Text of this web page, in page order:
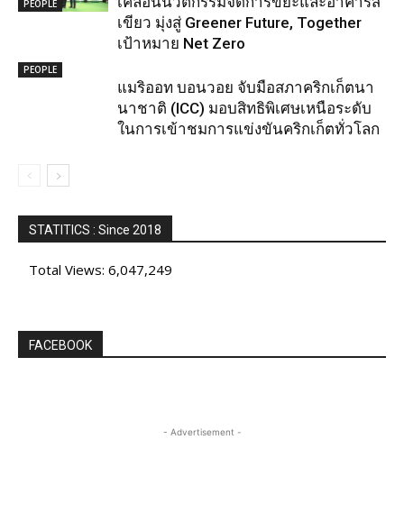
PEOPLE
เขียว มุ่งสู่ Greener Future, Together
เป้าหมาย Net Zero
PEOPLE
แมริออท บอนวอย จับมือสภาคริกเก็ตนา
นาชาติ (ICC) มอบสิทธิพิเศษเหนือระดับ
ในการเข้าชมการแข่งขันคริกเก็ตทั่วโลก
STATITICS : Since 2018
Total Views: 6,047,249
FACEBOOK
- Advertisement -